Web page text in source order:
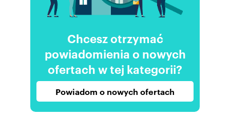
Chcesz otrzymać
powiadomienia o nowych
ofertach w tej kategorii?
Powiadom o nowych ofertach